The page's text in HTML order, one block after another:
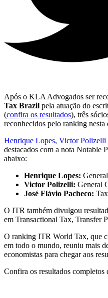
Após o KLA Advogados ser
Tax Brazil pela atuação do
(confira os resultados), três
reconhecidos pelo ranking nesta
Henrique Lopes, Victor Polizelli
destacados com a nota Notable
abaixo:
Henrique Lopes:
Victor Polizelli: General
José Flávio Pacheco:
O ITR também divulgou
em Transactional Tax, Transfer
O ranking ITR World Tax, que
em todo o mundo, reuniu mais
economistas para chegar aos
Confira os resultados completos